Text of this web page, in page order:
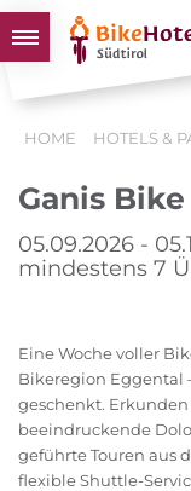
TOUREN &
SÜDTIROL
HOME HOTELS &
Ganis
05.09.2026 -
mindestens 7
Eine Woche voller
Bikeregion Eggental
geschenkt. Erkunden
beeindruckende
geführte Touren aus
flexible Shuttle-